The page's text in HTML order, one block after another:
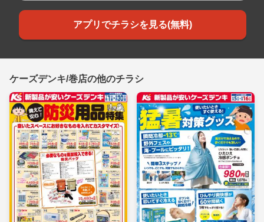
アプリでチラシを見る(無料)
ケーズデンキ/巻店の他のチラシ